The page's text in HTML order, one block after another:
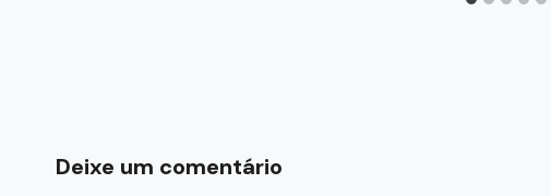
Deixe um comentário